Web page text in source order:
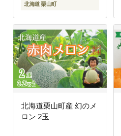
北海道 栗山町
北海道栗山町産 幻のメ
ロン 2玉